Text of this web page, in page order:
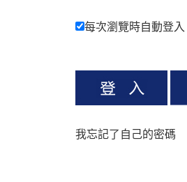
每次瀏覽時自動登入
我忘記了自己的密碼